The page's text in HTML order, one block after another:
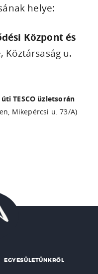
helye:
Központ és
Köztársaság u.
TESCO üzletsorán
Mikepércsi u. 73/A)
EGYESÜLETÜNKRŐL